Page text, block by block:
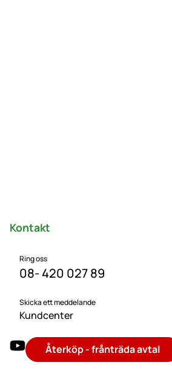
Kontakt
Ring oss
08- 420 027 89
Skicka ett meddelande
Kundcenter
Återköp - frånträda avtal